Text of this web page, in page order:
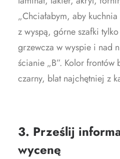
„Chciałabym, aby kuchnia
z wyspą, górne szafki tylko
grzewcza w wyspie i nad
ścianie „B”. Kolor frontów
czarny, blat najchętniej z
3. Prześlij
wycenę